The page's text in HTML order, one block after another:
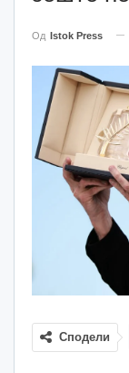
Од Istok Press
Сподели